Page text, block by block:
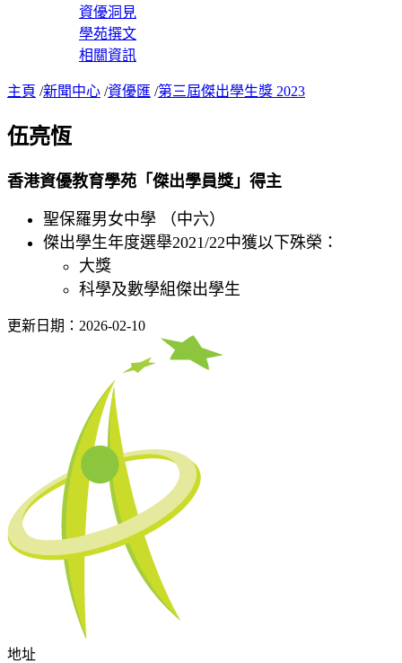
資優洞見
學苑撰文
相關資訊
主頁 /新聞中心 /資優匯 /第三屆傑出學生獎 2023
伍亮恆
香港資優教育學苑「傑出學員獎」得主
聖保羅男女中學 （中六）
傑出學生年度選舉2021/22中獲以下殊榮：
大獎
科學及數學組傑出學生
更新日期：2026-02-10
地址